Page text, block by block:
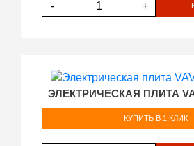
- +
ЭЛЕКТРИЧЕСКАЯ ПЛИТА
КУПИТЬ В 1 КЛИК